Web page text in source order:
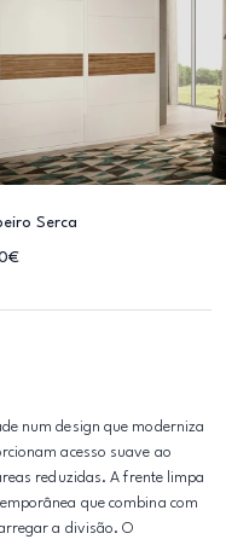
Serca
num design que moderniza
acesso suave ao
reduzidas. A frente limpa
que combina com
a divisão. O